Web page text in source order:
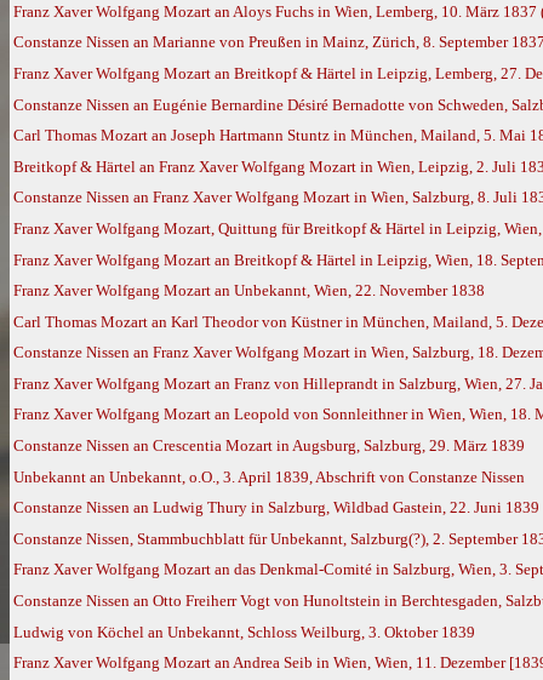
Franz Xaver Wolfgang Mozart an Aloys Fuchs in Wien, Lemberg, 10. März 1837
Constanze Nissen an Marianne von Preußen in Mainz, Zürich, 8. September
Franz Xaver Wolfgang Mozart an Breitkopf & Härtel in Leipzig, Lemberg, 27.
Constanze Nissen an Eugénie Bernardine Désiré Bernadotte von Schweden,
Carl Thomas Mozart an Joseph Hartmann Stuntz in München, Mailand, 5. Mai
Breitkopf & Härtel an Franz Xaver Wolfgang Mozart in Wien, Leipzig, 2. Juli
Constanze Nissen an Franz Xaver Wolfgang Mozart in Wien, Salzburg, 8. Juli
Franz Xaver Wolfgang Mozart, Quittung für Breitkopf & Härtel in Leipzig,
Franz Xaver Wolfgang Mozart an Breitkopf & Härtel in Leipzig, Wien, 18.
Franz Xaver Wolfgang Mozart an Unbekannt, Wien, 22. November 1838
Carl Thomas Mozart an Karl Theodor von Küstner in München, Mailand, 5.
Constanze Nissen an Franz Xaver Wolfgang Mozart in Wien, Salzburg, 18.
Franz Xaver Wolfgang Mozart an Franz von Hilleprandt in Salzburg, Wien, 27.
Franz Xaver Wolfgang Mozart an Leopold von Sonnleithner in Wien, Wien, 18.
Constanze Nissen an Crescentia Mozart in Augsburg, Salzburg, 29. März 1839
Unbekannt an Unbekannt, o.O., 3. April 1839, Abschrift von Constanze Nissen
Constanze Nissen an Ludwig Thury in Salzburg, Wildbad Gastein, 22. Juni 1839
Constanze Nissen, Stammbuchblatt für Unbekannt, Salzburg(?), 2. September
Franz Xaver Wolfgang Mozart an das Denkmal-Comité in Salzburg, Wien, 3.
Constanze Nissen an Otto Freiherr Vogt von Hunoltstein in Berchtesgaden,
Ludwig von Köchel an Unbekannt, Schloss Weilburg, 3. Oktober 1839
Franz Xaver Wolfgang Mozart an Andrea Seib in Wien, Wien, 11. Dezember